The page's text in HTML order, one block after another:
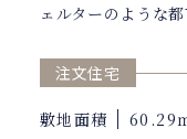
ェルターのような
注文住宅
敷地面積
60.29